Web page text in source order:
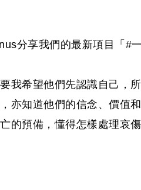
分享我們的最新項目「 #
我希望他們先認識自己，
知道他們的信念、價值
的預備，懂得怎樣處理哀傷